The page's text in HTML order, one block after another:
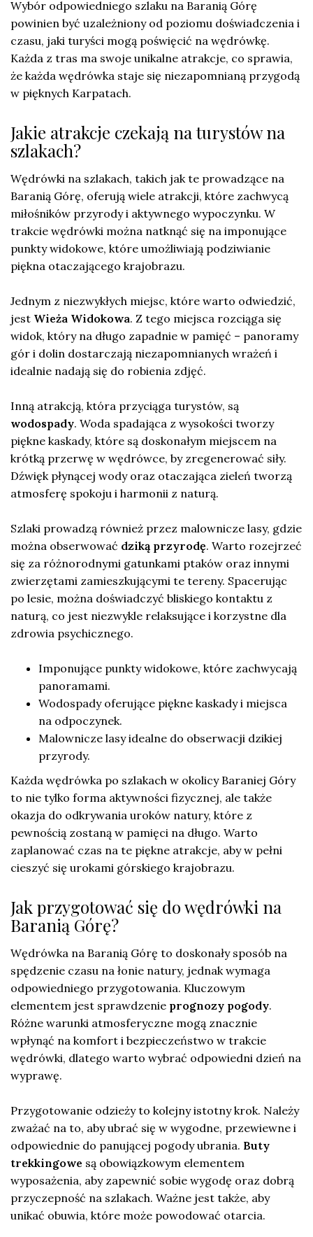
Wybór odpowiedniego szlaku na Baranią Górę
powinien być uzależniony od poziomu doświadczenia i
czasu, jaki turyści mogą poświęcić na wędrówkę.
Każda z tras ma swoje unikalne atrakcje, co sprawia,
że każda wędrówka staje się niezapomnianą przygodą
w pięknych Karpatach.
Jakie atrakcje czekają na turystów na
szlakach?
Wędrówki na szlakach, takich jak te prowadzące na
Baranią Górę, oferują wiele atrakcji, które zachwycą
miłośników przyrody i aktywnego wypoczynku. W
trakcie wędrówki można natknąć się na imponujące
punkty widokowe, które umożliwiają podziwianie
piękna otaczającego krajobrazu.
Jednym z niezwykłych miejsc, które warto odwiedzić,
jest Wieża Widokowa. Z tego miejsca rozciąga się
widok, który na długo zapadnie w pamięć – panoramy
gór i dolin dostarczają niezapomnianych wrażeń i
idealnie nadają się do robienia zdjęć.
Inną atrakcją, która przyciąga turystów, są
wodospady. Woda spadająca z wysokości tworzy
piękne kaskady, które są doskonałym miejscem na
krótką przerwę w wędrówce, by zregenerować siły.
Dźwięk płynącej wody oraz otaczająca zieleń tworzą
atmosferę spokoju i harmonii z naturą.
Szlaki prowadzą również przez malownicze lasy, gdzie
można obserwować dziką przyrodę. Warto rozejrzeć
się za różnorodnymi gatunkami ptaków oraz innymi
zwierzętami zamieszkującymi te tereny. Spacerując
po lesie, można doświadczyć bliskiego kontaktu z
naturą, co jest niezwykle relaksujące i korzystne dla
zdrowia psychicznego.
Imponujące punkty widokowe, które zachwycają
panoramami.
Wodospady oferujące piękne kaskady i miejsca
na odpoczynek.
Malownicze lasy idealne do obserwacji dzikiej
przyrody.
Każda wędrówka po szlakach w okolicy Baraniej Góry
to nie tylko forma aktywności fizycznej, ale także
okazja do odkrywania uroków natury, które z
pewnością zostaną w pamięci na długo. Warto
zaplanować czas na te piękne atrakcje, aby w pełni
cieszyć się urokami górskiego krajobrazu.
Jak przygotować się do wędrówki na
Baranią Górę?
Wędrówka na Baranią Górę to doskonały sposób na
spędzenie czasu na łonie natury, jednak wymaga
odpowiedniego przygotowania. Kluczowym
elementem jest sprawdzenie prognozy pogody.
Różne warunki atmosferyczne mogą znacznie
wpłynąć na komfort i bezpieczeństwo w trakcie
wędrówki, dlatego warto wybrać odpowiedni dzień na
wyprawę.
Przygotowanie odzieży to kolejny istotny krok. Należy
zważać na to, aby ubrać się w wygodne, przewiewne i
odpowiednie do panującej pogody ubrania. Buty
trekkingowe są obowiązkowym elementem
wyposażenia, aby zapewnić sobie wygodę oraz dobrą
przyczepność na szlakach. Ważne jest także, aby
unikać obuwia, które może powodować otarcia.